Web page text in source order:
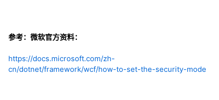
参考：微软官方资料：
https://docs.microsoft.com/zh-
cn/dotnet/framework/wcf/how-to-set-the-security-mode